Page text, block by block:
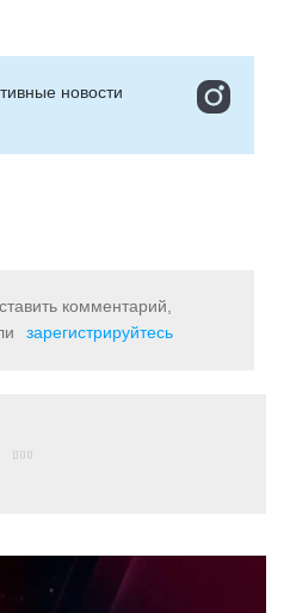
новости
комментарий,
зарегистрируйтесь